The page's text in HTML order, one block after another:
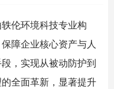
轶伦环境科技专业构
障企业核心资产与人
，实现从被动防护到
全面革新，显著提升